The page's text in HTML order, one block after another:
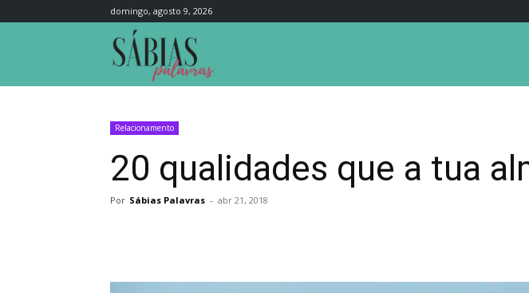
domingo, agosto 9, 2026
Relacionamento
20 qualidades que a tua
Por Sábias Palavras - abr 21, 2018